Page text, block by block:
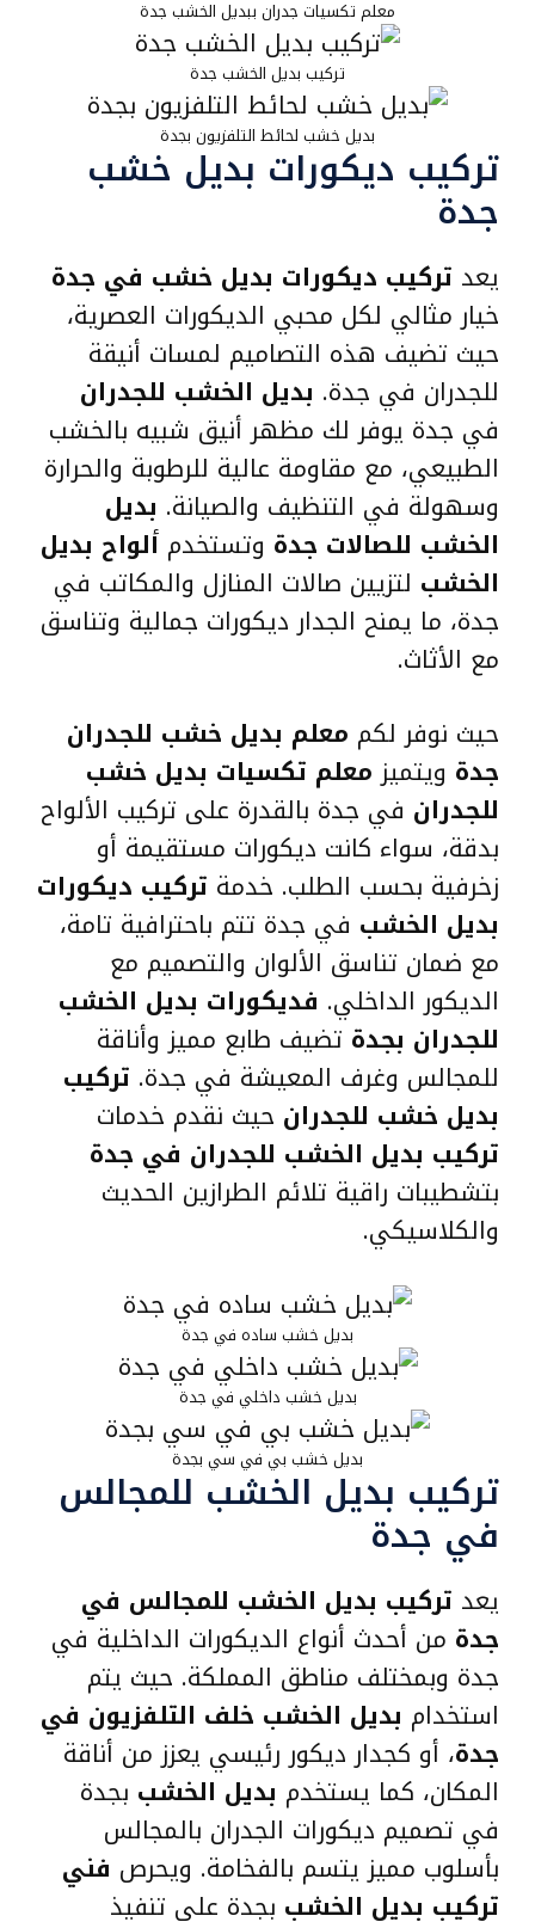
معلم تكسيات جدران ببديل الخشب جدة
تركيب بديل الخشب جدة
بديل خشب لحائط التلفزيون بجدة
تركيب ديكورات بديل خشب
جدة
يعد تركيب ديكورات بديل خشب في جدة
خيار مثالي لكل محبي الديكورات العصرية،
حيث تضيف هذه التصاميم لمسات أنيقة
للجدران في جدة. بديل الخشب للجدران
في جدة يوفر لك مظهر أنيق شبيه بالخشب
الطبيعي، مع مقاومة عالية للرطوبة والحرارة
وسهولة في التنظيف والصيانة. بديل
الخشب للصالات جدة وتستخدم ألواح بديل
الخشب لتزيين صالات المنازل والمكاتب في
جدة، ما يمنح الجدار ديكورات جمالية وتناسق
مع الأثاث.
حيث نوفر لكم معلم بديل خشب للجدران
جدة ويتميز معلم تكسيات بديل خشب
للجدران في جدة بالقدرة على تركيب الألواح
بدقة، سواء كانت ديكورات مستقيمة أو
زخرفية بحسب الطلب. خدمة تركيب ديكورات
بديل الخشب في جدة تتم باحترافية تامة،
مع ضمان تناسق الألوان والتصميم مع
الديكور الداخلي. فديكورات بديل الخشب
للجدران بجدة تضيف طابع مميز وأناقة
للمجالس وغرف المعيشة في جدة. تركيب
بديل خشب للجدران حيث نقدم خدمات
تركيب بديل الخشب للجدران في جدة
بتشطيبات راقية تلائم الطرازين الحديث
والكلاسيكي.
بديل خشب ساده في جدة
بديل خشب داخلي في جدة
بديل خشب بي في سي بجدة
تركيب بديل الخشب للمجالس
في جدة
يعد تركيب بديل الخشب للمجالس في
جدة من أحدث أنواع الديكورات الداخلية في
جدة وبمختلف مناطق المملكة. حيث يتم
استخدام بديل الخشب خلف التلفزيون في
جدة، أو كجدار ديكور رئيسي يعزز من أناقة
المكان، كما يستخدم بديل الخشب بجدة
في تصميم ديكورات الجدران بالمجالس
بأسلوب مميز يتسم بالفخامة. ويحرص فني
تركيب بديل الخشب بجدة على تنفيذ